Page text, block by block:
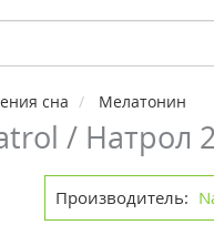
сна Мелатонин
/ Натрол
Производитель: